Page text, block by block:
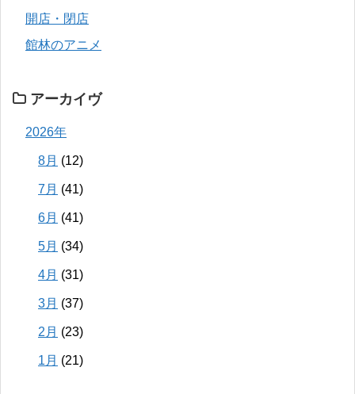
開店・閉店
館林のアニメ
アーカイヴ
2026年
8月 (12)
7月 (41)
6月 (41)
5月 (34)
4月 (31)
3月 (37)
2月 (23)
1月 (21)